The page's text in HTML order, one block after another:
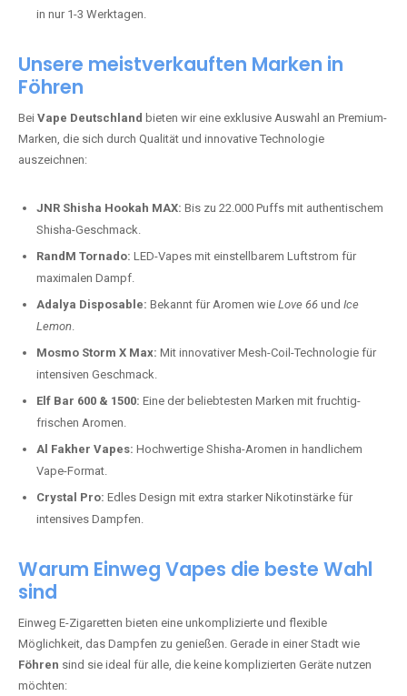
in nur 1-3 Werktagen.
Unsere meistverkauften Marken in
Föhren
Bei Vape Deutschland bieten wir eine exklusive Auswahl an Premium-
Marken, die sich durch Qualität und innovative Technologie
auszeichnen:
JNR Shisha Hookah MAX: Bis zu 22.000 Puffs mit authentischem
Shisha-Geschmack.
RandM Tornado: LED-Vapes mit einstellbarem Luftstrom für
maximalen Dampf.
Adalya Disposable: Bekannt für Aromen wie Love 66 und Ice
Lemon.
Mosmo Storm X Max: Mit innovativer Mesh-Coil-Technologie für
intensiven Geschmack.
Elf Bar 600 & 1500: Eine der beliebtesten Marken mit fruchtig-
frischen Aromen.
Al Fakher Vapes: Hochwertige Shisha-Aromen in handlichem
Vape-Format.
Crystal Pro: Edles Design mit extra starker Nikotinstärke für
intensives Dampfen.
Warum Einweg Vapes die beste Wahl
sind
Einweg E-Zigaretten bieten eine unkomplizierte und flexible
Möglichkeit, das Dampfen zu genießen. Gerade in einer Stadt wie
Föhren sind sie ideal für alle, die keine komplizierten Geräte nutzen
möchten: